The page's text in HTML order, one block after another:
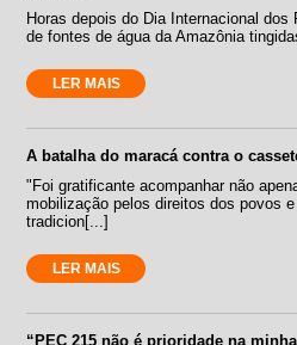
Horas depois do Dia Internacional
de fontes de água da Amazônia
LER MAIS
A batalha do maracá contra o
"Foi gratificante acompanhar não
mobilização pelos direitos dos povos
tradicion[...]
LER MAIS
“PEC 215 não é prioridade na